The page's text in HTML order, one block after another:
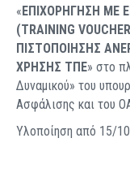
« ΕΠΙΧΟΡΗΓΗΣΗ ΜΕ
(TRAINING
ΠΙΣΤΟΠΟΙΗΣΗΣ
ΧΡΗΣΗΣ ΤΠΕ» στο
Δυναμικού» του
Ασφάλισης και του
Υλοποίηση από 15/